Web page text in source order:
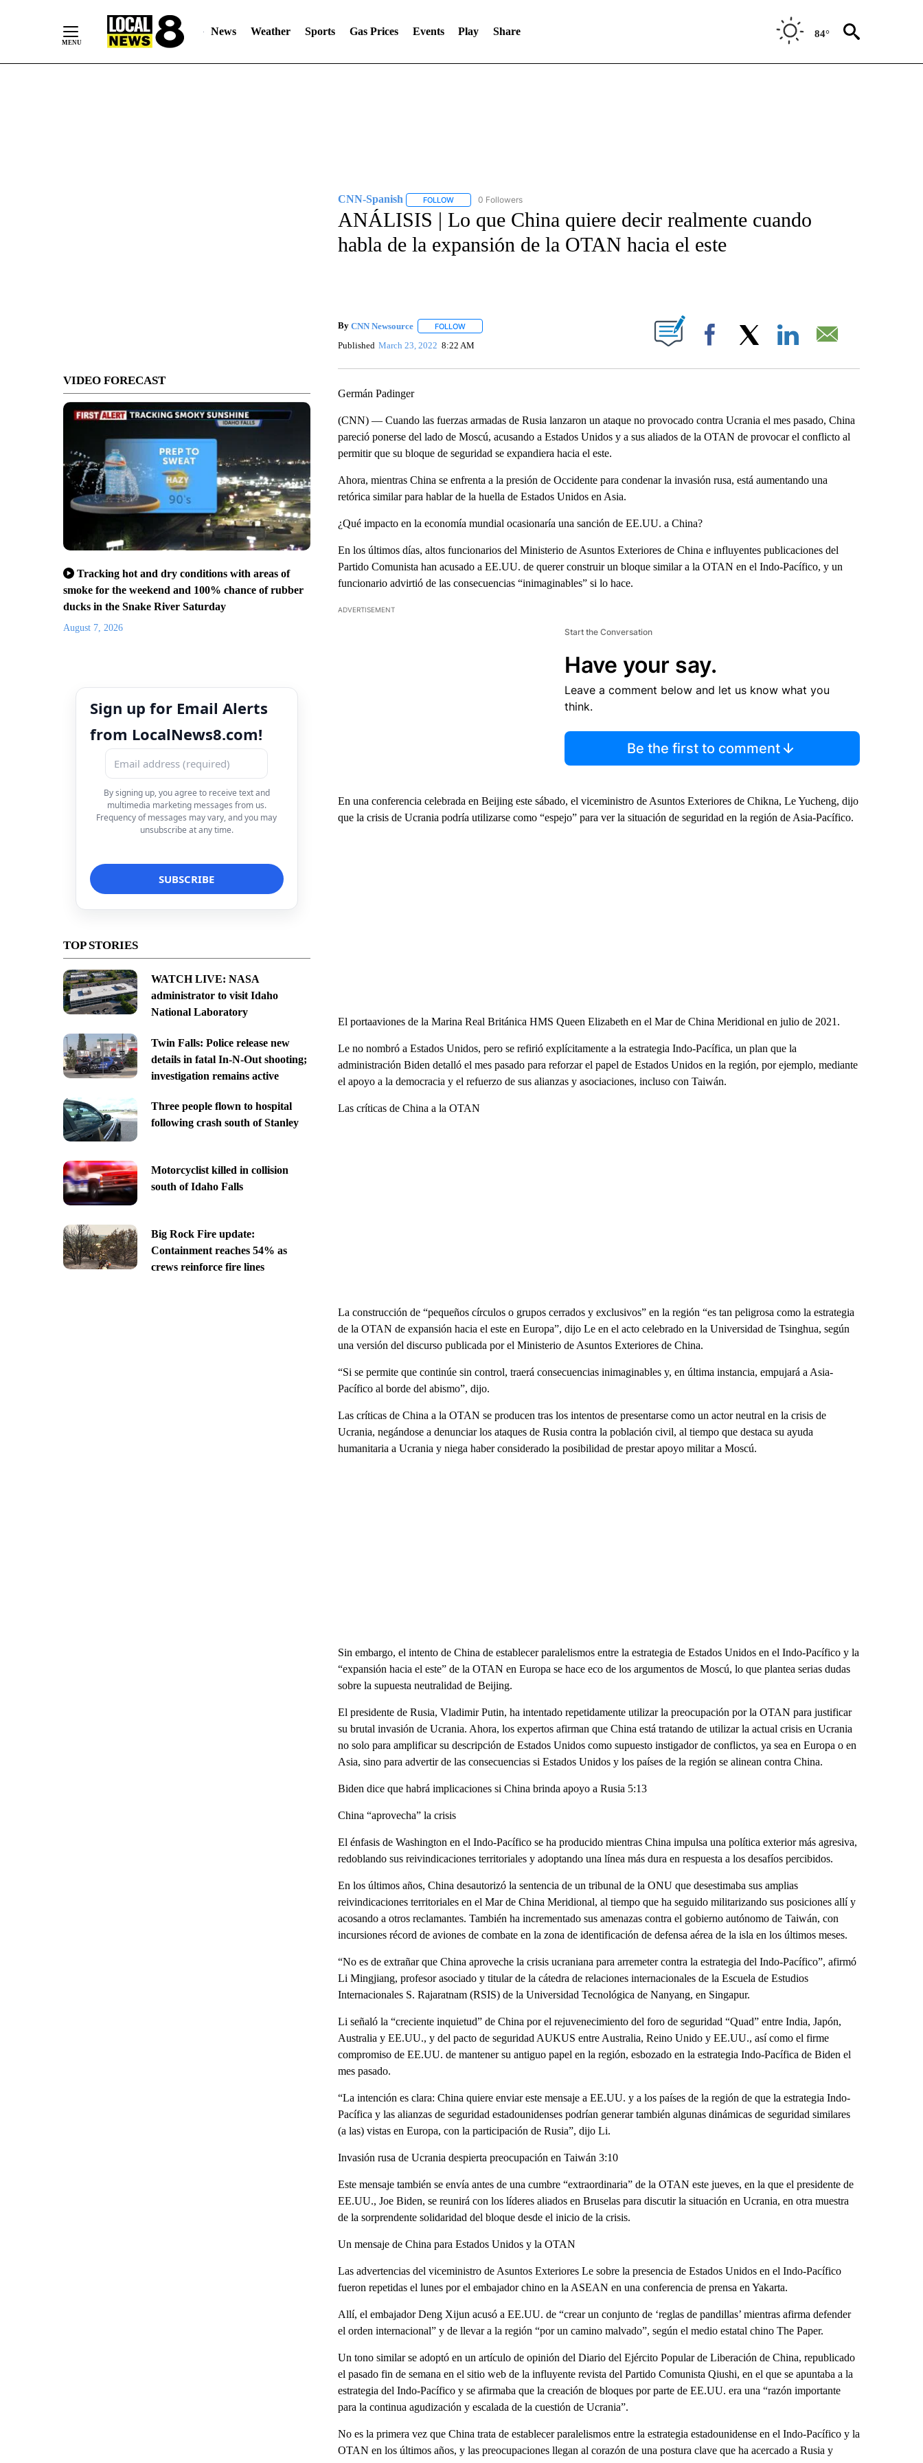
News Weather Sports Gas Prices Events Play Share 84°
VIDEO FORECAST
Tracking hot and dry conditions with areas of
smoke for the weekend and 100% chance of rubber
ducks in the Snake River Saturday
August 7, 2026
Sign up for Email Alerts
from LocalNews8.com!
By signing up, you agree to receive text and
multimedia marketing messages from us.
Frequency of messages may vary, and you may
unsubscribe at any time.
TOP STORIES
WATCH LIVE: NASA
administrator to visit Idaho
National Laboratory
Twin Falls: Police release new
details in fatal In-N-Out shooting;
investigation remains active
Three people flown to hospital
following crash south of Stanley
Motorcyclist killed in collision
south of Idaho Falls
Big Rock Fire update:
Containment reaches 54% as
crews reinforce fire lines
CNN-Spanish FOLLOWFOLLOW "CNN-SPANISH" TO RECEIVE NOTIFICATIONS ABOUT NEW PAGES ON "CNN-SPANISH".
0 Followers
ANÁLISIS | Lo que China quiere decir realmente cuando
habla de la expansión de la OTAN hacia el este
By CNN Newsource FOLLOWFOLLOW "" TO RECEIVE NOTIFICATIONS ABOUT NEW PAGES ON "".
Published March 23, 2022 8:22 AM Facebook
Germán Padinger
(CNN) — Cuando las fuerzas armadas de Rusia lanzaron un ataque no provocado contra Ucrania el mes pasado, China
pareció ponerse del lado de Moscú, acusando a Estados Unidos y a sus aliados de la OTAN de provocar el conflicto al
permitir que su bloque de seguridad se expandiera hacia el este.
Ahora, mientras China se enfrenta a la presión de Occidente para condenar la invasión rusa, está aumentando una
retórica similar para hablar de la huella de Estados Unidos en Asia.
¿Qué impacto en la economía mundial ocasionaría una sanción de EE.UU. a China?
En los últimos días, altos funcionarios del Ministerio de Asuntos Exteriores de China e influyentes publicaciones del
Partido Comunista han acusado a EE.UU. de querer construir un bloque similar a la OTAN en el Indo-Pacífico, y un
funcionario advirtió de las consecuencias “inimaginables” si lo hace.
ADVERTISEMENT
Start the Conversation
Have your say.
Leave a comment below and let us know what you
think.
Be the first to comment
En una conferencia celebrada en Beijing este sábado, el viceministro de Asuntos Exteriores de Chikna, Le Yucheng, dijo
que la crisis de Ucrania podría utilizarse como “espejo” para ver la situación de seguridad en la región de Asia-Pacífico.
El portaaviones de la Marina Real Británica HMS Queen Elizabeth en el Mar de China Meridional en julio de 2021.
Le no nombró a Estados Unidos, pero se refirió explícitamente a la estrategia Indo-Pacífica, un plan que la
administración Biden detalló el mes pasado para reforzar el papel de Estados Unidos en la región, por ejemplo, mediante
el apoyo a la democracia y el refuerzo de sus alianzas y asociaciones, incluso con Taiwán.
Las críticas de China a la OTAN
La construcción de “pequeños círculos o grupos cerrados y exclusivos” en la región “es tan peligrosa como la estrategia
de la OTAN de expansión hacia el este en Europa”, dijo Le en el acto celebrado en la Universidad de Tsinghua, según
una versión del discurso publicada por el Ministerio de Asuntos Exteriores de China.
“Si se permite que continúe sin control, traerá consecuencias inimaginables y, en última instancia, empujará a Asia-
Pacífico al borde del abismo”, dijo.
Las críticas de China a la OTAN se producen tras los intentos de presentarse como un actor neutral en la crisis de
Ucrania, negándose a denunciar los ataques de Rusia contra la población civil, al tiempo que destaca su ayuda
humanitaria a Ucrania y niega haber considerado la posibilidad de prestar apoyo militar a Moscú.
Sin embargo, el intento de China de establecer paralelismos entre la estrategia de Estados Unidos en el Indo-Pacífico y la
“expansión hacia el este” de la OTAN en Europa se hace eco de los argumentos de Moscú, lo que plantea serias dudas
sobre la supuesta neutralidad de Beijing.
El presidente de Rusia, Vladimir Putin, ha intentado repetidamente utilizar la preocupación por la OTAN para justificar
su brutal invasión de Ucrania. Ahora, los expertos afirman que China está tratando de utilizar la actual crisis en Ucrania
no solo para amplificar su descripción de Estados Unidos como supuesto instigador de conflictos, ya sea en Europa o en
Asia, sino para advertir de las consecuencias si Estados Unidos y los países de la región se alinean contra China.
Biden dice que habrá implicaciones si China brinda apoyo a Rusia 5:13
China “aprovecha” la crisis
El énfasis de Washington en el Indo-Pacífico se ha producido mientras China impulsa una política exterior más agresiva,
redoblando sus reivindicaciones territoriales y adoptando una línea más dura en respuesta a los desafíos percibidos.
En los últimos años, China desautorizó la sentencia de un tribunal de la ONU que desestimaba sus amplias
reivindicaciones territoriales en el Mar de China Meridional, al tiempo que ha seguido militarizando sus posiciones allí y
acosando a otros reclamantes. También ha incrementado sus amenazas contra el gobierno autónomo de Taiwán, con
incursiones récord de aviones de combate en la zona de identificación de defensa aérea de la isla en los últimos meses.
“No es de extrañar que China aproveche la crisis ucraniana para arremeter contra la estrategia del Indo-Pacífico”, afirmó
Li Mingjiang, profesor asociado y titular de la cátedra de relaciones internacionales de la Escuela de Estudios
Internacionales S. Rajaratnam (RSIS) de la Universidad Tecnológica de Nanyang, en Singapur.
Li señaló la “creciente inquietud” de China por el rejuvenecimiento del foro de seguridad “Quad” entre India, Japón,
Australia y EE.UU., y del pacto de seguridad AUKUS entre Australia, Reino Unido y EE.UU., así como el firme
compromiso de EE.UU. de mantener su antiguo papel en la región, esbozado en la estrategia Indo-Pacífica de Biden el
mes pasado.
“La intención es clara: China quiere enviar este mensaje a EE.UU. y a los países de la región de que la estrategia Indo-
Pacífica y las alianzas de seguridad estadounidenses podrían generar también algunas dinámicas de seguridad similares
(a las) vistas en Europa, con la participación de Rusia”, dijo Li.
Invasión rusa de Ucrania despierta preocupación en Taiwán 3:10
Este mensaje también se envía antes de una cumbre “extraordinaria” de la OTAN este jueves, en la que el presidente de
EE.UU., Joe Biden, se reunirá con los líderes aliados en Bruselas para discutir la situación en Ucrania, en otra muestra
de la sorprendente solidaridad del bloque desde el inicio de la crisis.
Un mensaje de China para Estados Unidos y la OTAN
Las advertencias del viceministro de Asuntos Exteriores Le sobre la presencia de Estados Unidos en el Indo-Pacífico
fueron repetidas el lunes por el embajador chino en la ASEAN en una conferencia de prensa en Yakarta.
Allí, el embajador Deng Xijun acusó a EE.UU. de “crear un conjunto de ‘reglas de pandillas’ mientras afirma defender
el orden internacional” y de llevar a la región “por un camino malvado”, según el medio estatal chino The Paper.
Un tono similar se adoptó en un artículo de opinión del Diario del Ejército Popular de Liberación de China, republicado
el pasado fin de semana en el sitio web de la influyente revista del Partido Comunista Qiushi, en el que se apuntaba a la
estrategia del Indo-Pacífico y se afirmaba que la creación de bloques por parte de EE.UU. era una “razón importante
para la continua agudización y escalada de la cuestión de Ucrania”.
No es la primera vez que China trata de establecer paralelismos entre la estrategia estadounidense en el Indo-Pacífico y la
OTAN en los últimos años, y las preocupaciones llegan al corazón de una postura clave que ha acercado a Rusia y